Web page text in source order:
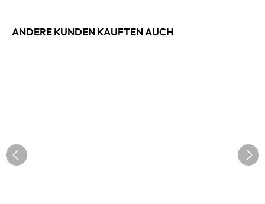
ANDERE KUNDEN KAUFTEN AUCH